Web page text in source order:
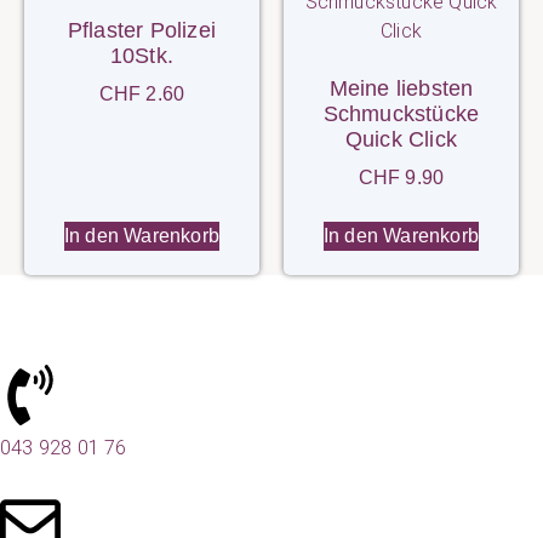
Pflaster Polizei
10Stk.
CHF 2.60
In den Warenkorb
Meine liebsten
Schmuckstücke
Quick Click
CHF 9.90
In den Warenkorb
043 928 01 76